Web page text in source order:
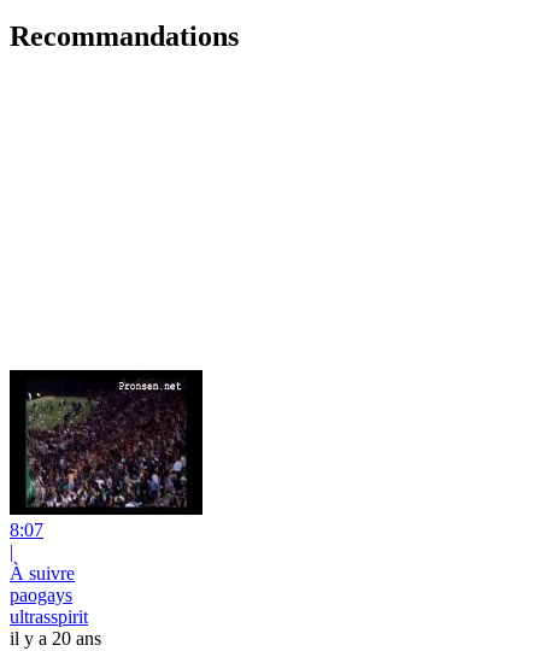
Recommandations
8:07
|
À suivre
paogays
ultrasspirit
il y a 20 ans